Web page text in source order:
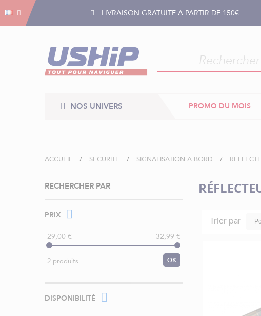
LIVRAISON GRATUITE À PARTIR DE 150€
NOS UNIVERS PROMO DU MOIS
ACCUEIL SÉCURITÉ SIGNALISATION À BORD
Trier par
RECHERCHER PAR
PRIX
29,00 € 32,99 €
2 produits OK
DISPONIBILITÉ
Gestion des cookies
Gestion des cookies